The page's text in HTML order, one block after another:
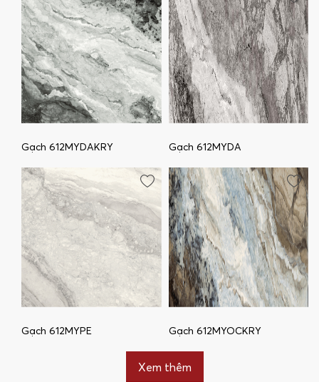
Gạch 612MYDAKRY Gạch 612MYDA
Gạch 612MYPE Gạch 612MYOCKRY
Xem thêm